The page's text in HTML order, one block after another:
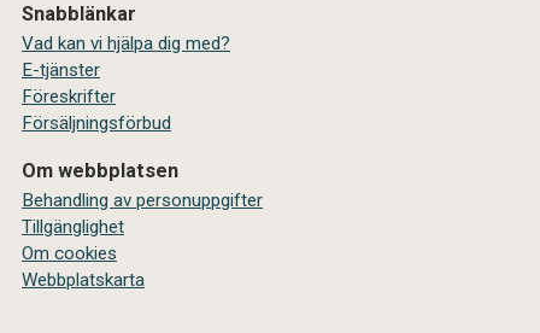
Snabblänkar
Vad kan vi hjälpa dig med?
E-tjänster
Föreskrifter
Försäljningsförbud
Om webbplatsen
Behandling av personuppgifter
Tillgänglighet
Om cookies
Webbplatskarta